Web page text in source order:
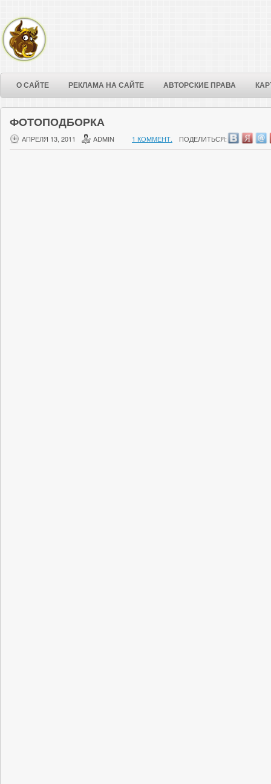
О САЙТЕ РЕКЛАМА НА САЙТЕ АВТОРСКИЕ ПРАВА
ФОТОПОДБОРКА
АПРЕЛЯ 13, 2011 ADMIN 1 КОММЕНТ. ПОДЕЛИТЬСЯ: